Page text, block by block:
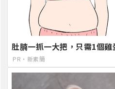
肚腩一抓一大把，只需1個
PR・新素簡